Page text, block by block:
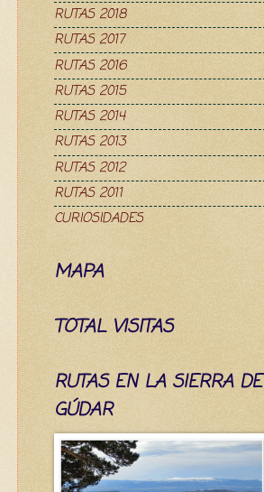
RUTAS 2018
RUTAS 2017
RUTAS 2016
RUTAS 2015
RUTAS 2014
RUTAS 2013
RUTAS 2012
RUTAS 2011
CURIOSIDADES
MAPA
TOTAL VISITAS
RUTAS EN LA SIERRA DE
GÚDAR